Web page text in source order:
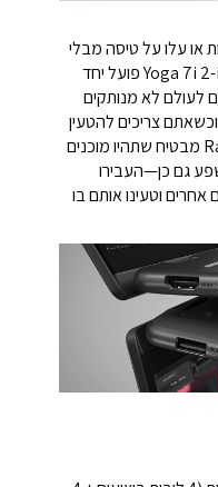
או עלו על טיסה מבלי
לפספס דדליין—המחשב הנייד Yoga 7i 2-in-1 פועל יחד
לעולם לא מנותקים
צריכים להטעין
בסוף היום, Rapid Charge Express מבטיח שתהיו מוכנים
גם כן—העבירו
וטעינו אותם בו